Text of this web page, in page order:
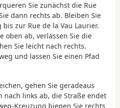
Sie zunächst die Rue
dann rechts ab. Bleiben Sie
zur Rue de la Vau Laurier.
oben ab, verlassen Sie die
Sie leicht nach rechts.
und lassen Sie einen Pfad
gehen Sie geradeaus
nach links ab, die Straße endet
Kreuzung biegen Sie rechts